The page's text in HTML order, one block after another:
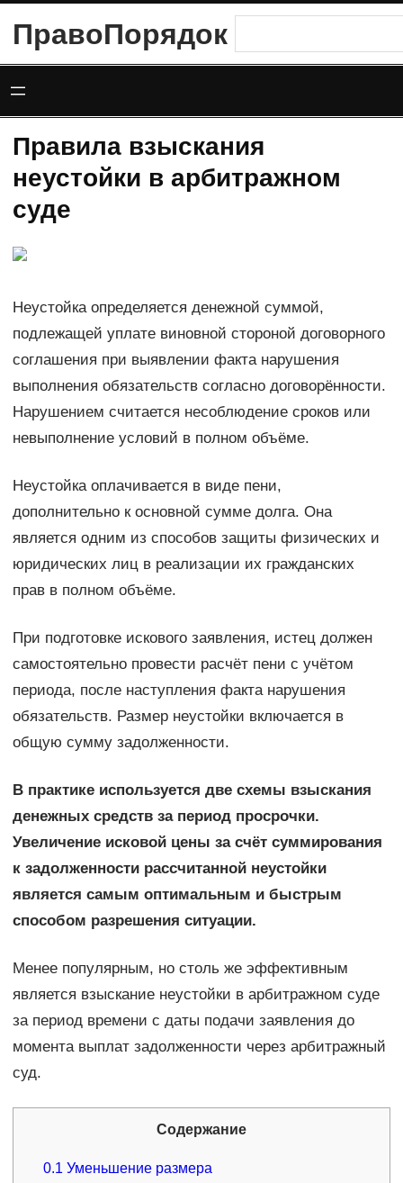
содержимому
ПравоПорядок
Правила взыскания
неустойки в арбитражном
суде
Неустойка определяется денежной суммой,
подлежащей уплате виновной стороной договорного
соглашения при выявлении факта нарушения
выполнения обязательств согласно договорённости.
Нарушением считается несоблюдение сроков или
невыполнение условий в полном объёме.
Неустойка оплачивается в виде пени,
дополнительно к основной сумме долга. Она
является одним из способов защиты физических и
юридических лиц в реализации их гражданских
прав в полном объёме.
При подготовке искового заявления, истец должен
самостоятельно провести расчёт пени с учётом
периода, после наступления факта нарушения
обязательств. Размер неустойки включается в
общую сумму задолженности.
В практике используется две схемы взыскания
денежных средств за период просрочки.
Увеличение исковой цены за счёт суммирования
к задолженности рассчитанной неустойки
является самым оптимальным и быстрым
способом разрешения ситуации.
Менее популярным, но столь же эффективным
является взыскание неустойки в арбитражном суде
за период времени с даты подачи заявления до
момента выплат задолженности через арбитражный
суд.
Содержание
0.1 Уменьшение размера